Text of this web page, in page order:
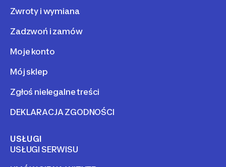
Zwroty i wymiana
Zadzwoń i zamów
Moje konto
Mój sklep
Zgłoś nielegalne treści
DEKLARACJA ZGODNOŚCI
USŁUGI
USŁUGI SERWISU